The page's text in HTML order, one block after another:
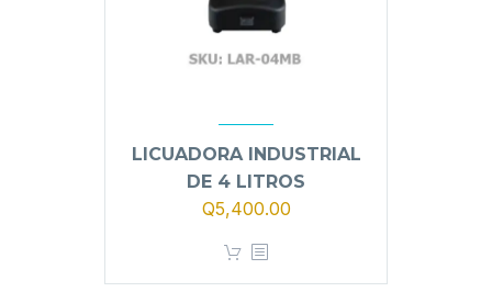
LICUADORA INDUSTRIAL
DE 4 LITROS
El
original
era:
Q5,400.00El
es: